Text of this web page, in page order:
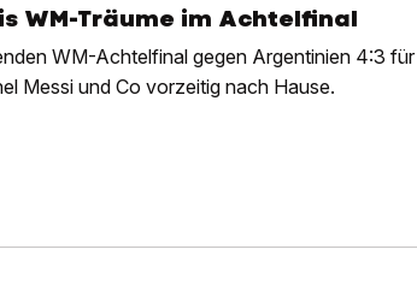
WM-Träume im Achtelfinal
WM-Achtelfinal gegen Argentinien 4:3 für
Messi und Co vorzeitig nach Hause.